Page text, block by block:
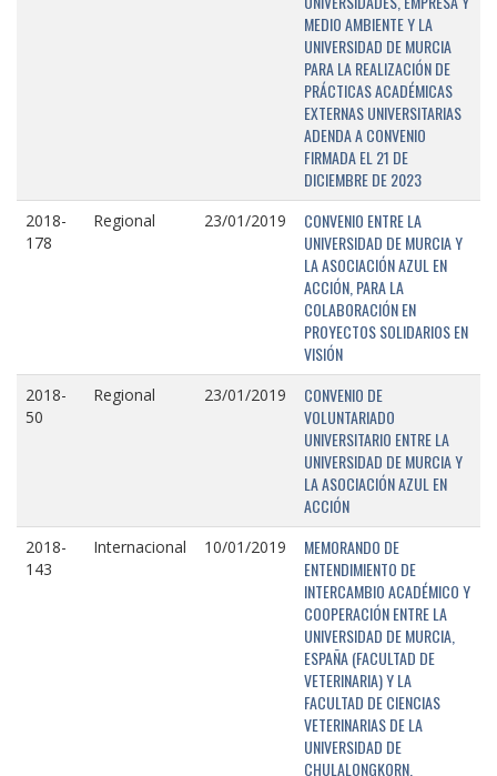
MEDIO AMBIENTE Y LA
UNIVERSIDAD DE MURCIA
PARA LA REALIZACIÓN DE
PRÁCTICAS ACADÉMICAS
EXTERNAS UNIVERSITARIAS
ADENDA A CONVENIO
FIRMADA EL 21 DE
DICIEMBRE DE 2023
2018-
178
Regional 23/01/2019
CONVENIO ENTRE LA
UNIVERSIDAD DE MURCIA Y
LA ASOCIACIÓN AZUL EN
ACCIÓN, PARA LA
COLABORACIÓN EN
PROYECTOS SOLIDARIOS EN
VISIÓN
2018-
50
Regional 23/01/2019
CONVENIO DE
VOLUNTARIADO
UNIVERSITARIO ENTRE LA
UNIVERSIDAD DE MURCIA Y
LA ASOCIACIÓN AZUL EN
ACCIÓN
2018-
143
Internacional 10/01/2019
MEMORANDO DE
ENTENDIMIENTO DE
INTERCAMBIO ACADÉMICO Y
COOPERACIÓN ENTRE LA
UNIVERSIDAD DE MURCIA,
ESPAÑA (FACULTAD DE
VETERINARIA) Y LA
FACULTAD DE CIENCIAS
VETERINARIAS DE LA
UNIVERSIDAD DE
CHULALONGKORN,